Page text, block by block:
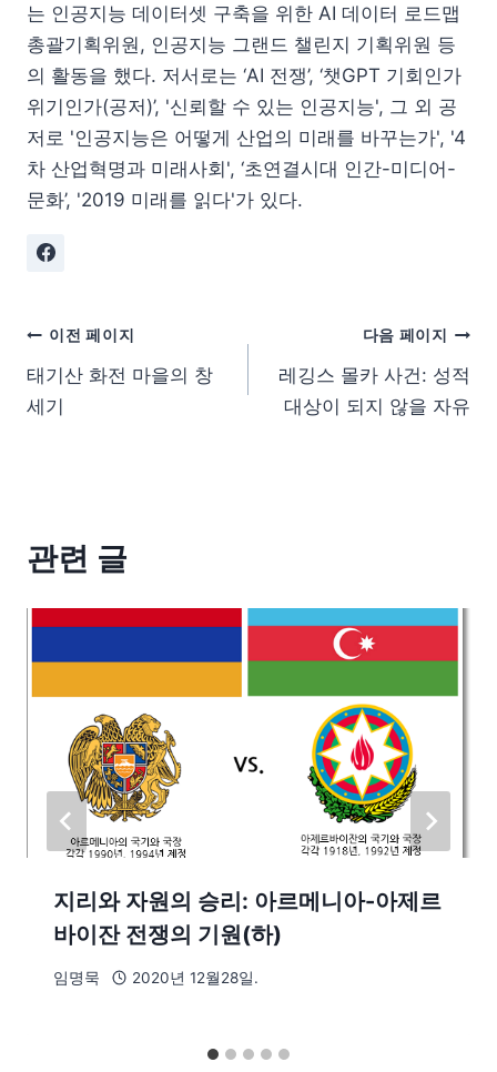
는 인공지능 데이터셋 구축을 위한 AI 데이터 로드맵
총괄기획위원, 인공지능 그랜드 챌린지 기획위원 등
의 활동을 했다. 저서로는 ‘AI 전쟁’, ‘챗GPT 기회인가
위기인가(공저)’, '신뢰할 수 있는 인공지능', 그 외 공
저로 '인공지능은 어떻게 산업의 미래를 바꾸는가', '4
차 산업혁명과 미래사회', ‘초연결시대 인간-미디어-
문화’, '2019 미래를 읽다'가 있다.
이전 페이지
태기산 화전 마을의 창
세기
다음 페이지
레깅스 몰카 사건: 성적
대상이 되지 않을 자유
관련 글
지리와 자원의 승리: 아르메니아-아제르
바이잔 전쟁의 기원(하)
임명묵 2020년 12월28일.